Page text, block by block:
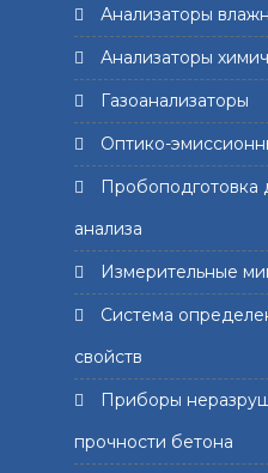
Анализаторы
Анализаторы
Газоанализаторы
Оптико-
Пробоподготовка
анализа
Измерительные
Система
свойств
Приборы
прочности бетона